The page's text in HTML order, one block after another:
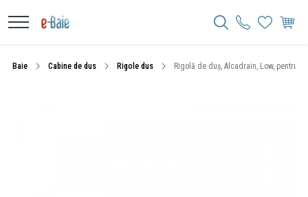
Baie Cabine de dus Rigole dus Rigolă de duș, Alcadrain, Low, pentru